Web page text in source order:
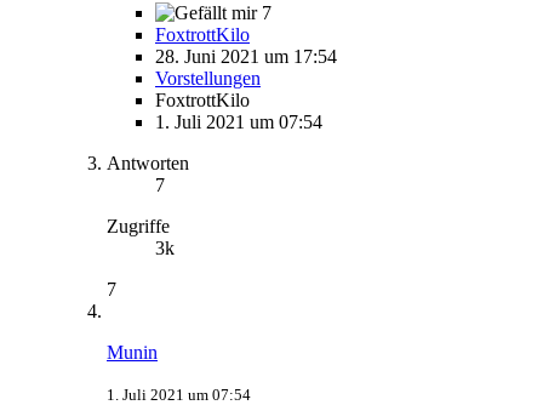
7
FoxtrottKilo
28. Juni 2021 um 17:54
Vorstellungen
FoxtrottKilo
1. Juli 2021 um 07:54
Antworten
7
Zugriffe
3k
7
Munin
1. Juli 2021 um 07:54